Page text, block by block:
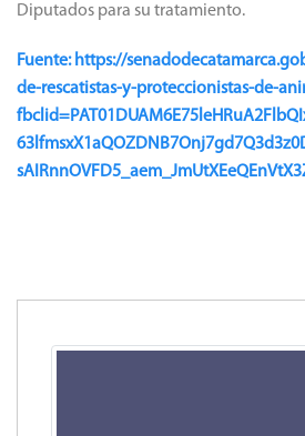
Diputados para su tratamiento.
Fuente: https://
de-rescatistas-y-proteccionistas-de-